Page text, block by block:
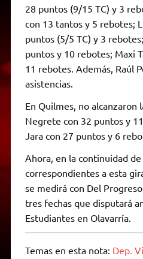
28 puntos (9/15 TC) y 3
con 13 tantos y 5 rebotes;
puntos (5/5 TC) y 3
puntos y 10 rebotes; Maxi
11 rebotes. Además, Raúl
asistencias.
En Quilmes, no alcanzaron
Negrete con 32 puntos y
Jara con 27 puntos y 6
Ahora, en la continuidad
correspondientes a esta
se medirá con Del
tres fechas que disputará
Estudiantes en Olavarría.
Temas en esta nota: Dep.